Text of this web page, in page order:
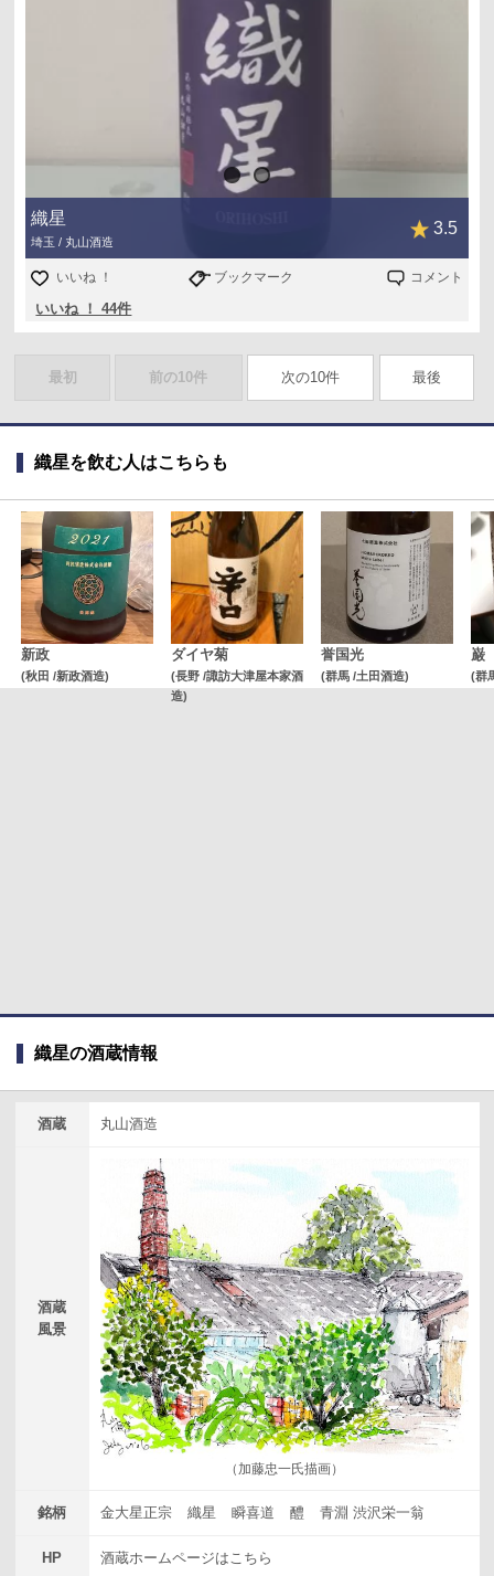
織星
埼玉 / 丸山酒造
3.5
いいね ！ ブックマーク コメント
いいね ！ 44件
最初 前の10件 次の10件 最後
織星を飲む人はこちらも
新政
(秋田 /新政酒造)
ダイヤ菊
(長野 /諏訪大津屋本家酒
造)
誉国光
(群馬 /土田酒造)
巌
(群
織星の酒蔵情報
酒蔵 丸山酒造
酒蔵
風景
（加藤忠一氏描画）
銘柄 金大星正宗 織星 瞬喜道 醴 青淵 渋沢栄一翁
HP 酒蔵ホームページはこちら